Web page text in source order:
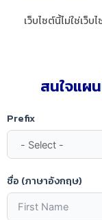
เว็บไซต์นี้ไม่ใช่เว็
สนใจแผ
Prefix
ชื่อ (ภาษาอังกฤษ)